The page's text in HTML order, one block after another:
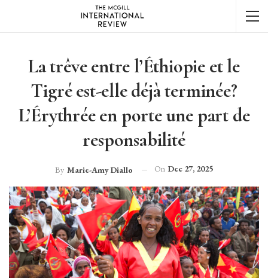
La trêve entre l’Éthiopie et le
Tigré est-elle déjà terminée?
L’Érythrée en porte une part de
responsabilité
By Marie-Amy Diallo On Dec 27, 2025